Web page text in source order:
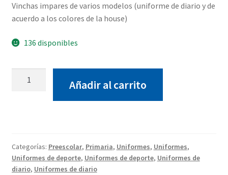
Vinchas impares de varios modelos (uniforme de diario y de
acuerdo a los colores de la house)
136 disponibles
Añadir al carrito
Categorías: Preescolar, Primaria, Uniformes, Uniformes,
Uniformes de deporte, Uniformes de deporte, Uniformes de
diario, Uniformes de diario